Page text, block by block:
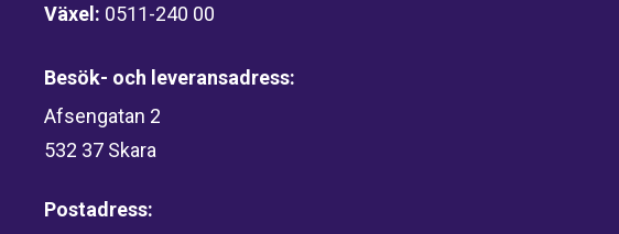
Växel: 0511-240 00
Besök- och leveransadress:
Afsengatan 2
532 37 Skara
Postadress: